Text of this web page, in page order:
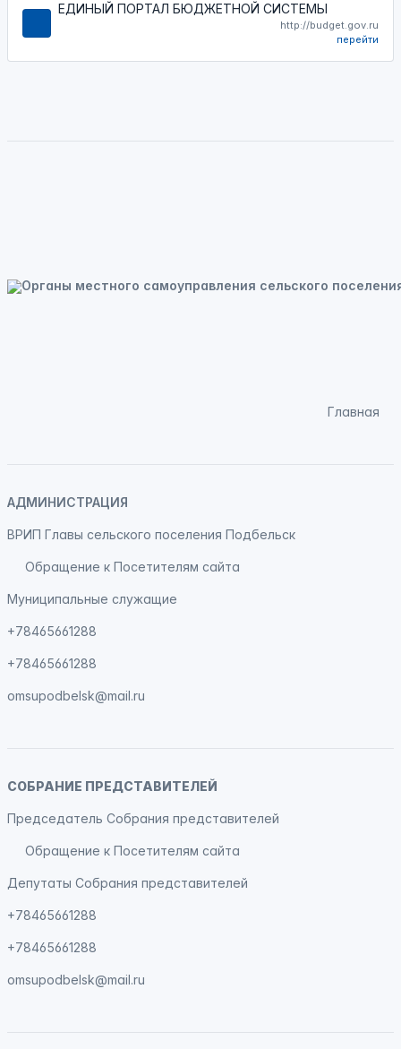
ЕДИНЫЙ ПОРТАЛ БЮДЖЕТНОЙ СИСТЕМЫ
http://budget.gov.ru
перейти
Главная
АДМИНИСТРАЦИЯ
ВРИП Главы сельского поселения Подбельск
Обращение к Посетителям сайта
Муниципальные служащие
+78465661288
+78465661288
omsupodbelsk@mail.ru
СОБРАНИЕ ПРЕДСТАВИТЕЛЕЙ
Председатель Собрания представителей
Обращение к Посетителям сайта
Депутаты Собрания представителей
+78465661288
+78465661288
omsupodbelsk@mail.ru